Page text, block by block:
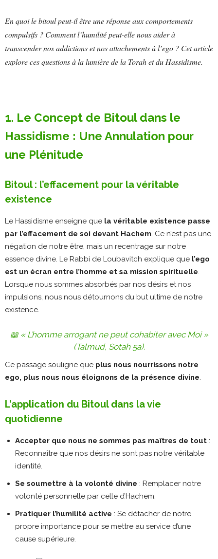
En quoi le bitoul peut-il être une réponse aux comportements
compulsifs ? Comment l’humilité peut-elle nous aider à
transcender nos addictions et nos attachements à l’ego ? Cet article
explore ces questions à la lumière de la Torah et du Hassidisme.
1. Le Concept de Bitoul dans le
Hassidisme : Une Annulation pour
une Plénitude
Bitoul : l’effacement pour la véritable
existence
Le Hassidisme enseigne que la véritable existence passe
par l’effacement de soi devant Hachem . Ce n’est pas une
négation de notre être, mais un recentrage sur notre
essence divine. Le Rabbi de Loubavitch explique que l’ego
est un écran entre l’homme et sa mission spirituelle
Lorsque nous sommes absorbés par nos désirs et nos
impulsions, nous nous détournons du but ultime de notre
existence.
📖 « L’homme arrogant ne peut cohabiter avec Moi »
(Talmud, Sotah 5a).
Ce passage souligne que plus nous nourrissons notre
ego, plus nous nous éloignons de la présence divine
L’application du Bitoul dans la vie
quotidienne
Accepter que nous ne sommes pas maîtres de tout :
Reconnaître que nos désirs ne sont pas notre véritable
identité.
Se soumettre à la volonté divine : Remplacer notre
volonté personnelle par celle d’Hachem.
Pratiquer l’humilité active : Se détacher de notre
propre importance pour se mettre au service d’une
cause supérieure.